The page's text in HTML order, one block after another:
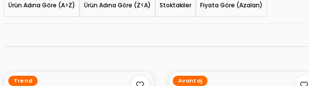
Fiyata Göre (Azalan)
Ürün Adına Göre (A>Z) Ürün Adına Göre (Z<A) Stoktakiler
Trend Avantaj